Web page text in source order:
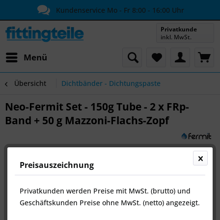
Kundenservice Mo - Fr 8:00 - 16:00 Uhr
Menü
Privatkunde
inkl. MwSt.
Übersicht Dichtbänder - Dichtungspaste
Neo-Fermit Set - 150g Tube - 2 x FRp-
Band + 50 g Mazzoni-Flachs-Zopf
Preisauszeichnung
Privatkunden werden Preise mit MwSt. (brutto) und
Geschäftskunden Preise ohne MwSt. (netto) angezeigt.